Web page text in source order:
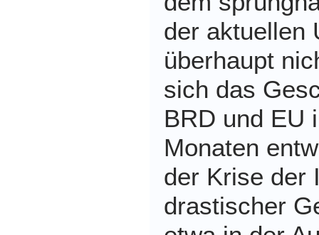
der aktuellen
überhaupt
sich das
BRD und EU
Monaten
der Krise der
drastischer